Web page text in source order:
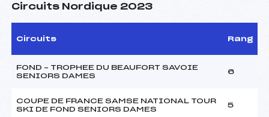
Circuits Nordique 2023
Circuits Rang
FOND – TROPHEE DU BEAUFORT SAVOIE
SENIORS DAMES
6
COUPE DE FRANCE SAMSE NATIONAL TOUR
SKI DE FOND SENIORS DAMES
5